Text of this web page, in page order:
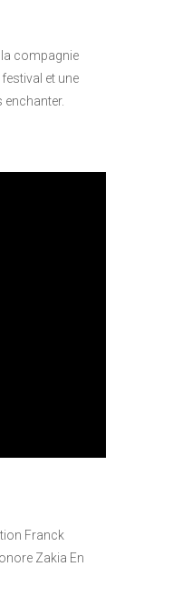
la compagnie
et une
Franck
Zakia En